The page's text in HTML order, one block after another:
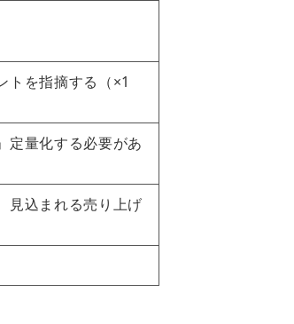
トを指摘する（×1
定量化する必要があ
見込まれる売り上げ